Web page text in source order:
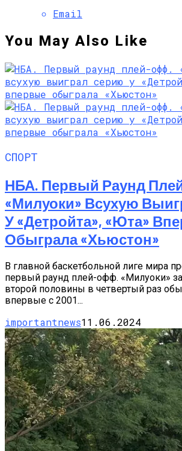
Email
You May Also Like
СПОРТ
НБА. Первый Раунд
«Милуоки» Всухую
У «Детройта», «Юта»
Обыграла «Хьюстон»
В главной баскетбольной лиге мира
первый раунд плей-офф. «Милуоки»
второй половины в четвертый раз
впервые с 2001...
importantnews11.06.2024